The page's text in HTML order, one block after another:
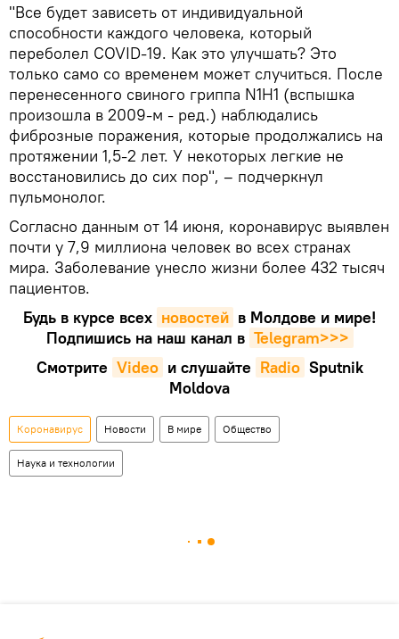
"Все будет зависеть от индивидуальной
способности каждого человека, который
переболел COVID-19. Как это улучшать? Это
только само со временем может случиться. После
перенесенного свиного гриппа N1H1 (вспышка
произошла в 2009-м - ред.) наблюдались
фиброзные поражения, которые продолжались на
протяжении 1,5-2 лет. У некоторых легкие не
восстановились до сих пор", – подчеркнул
пульмонолог.
Согласно данным от 14 июня, коронавирус выявлен
почти у 7,9 миллиона человек во всех странах
мира. Заболевание унесло жизни более 432 тысяч
пациентов.
Будь в курсе всех новостей в Молдове и мире!
Подпишись на наш канал в Telegram>>>
Смотрите Video и слушайте Radio Sputnik
Moldova
Коронавирус Новости В мире Общество
Наука и технологии